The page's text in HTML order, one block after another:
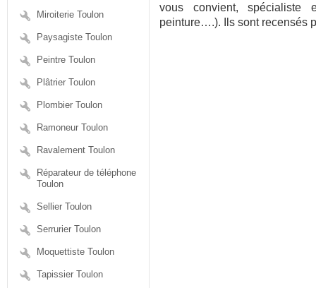
Miroiterie Toulon
Paysagiste Toulon
Peintre Toulon
Plâtrier Toulon
Plombier Toulon
Ramoneur Toulon
Ravalement Toulon
Réparateur de téléphone
Toulon
Sellier Toulon
Serrurier Toulon
Moquettiste Toulon
Tapissier Toulon
vous convient, spécialiste
peinture….). Ils sont recensés